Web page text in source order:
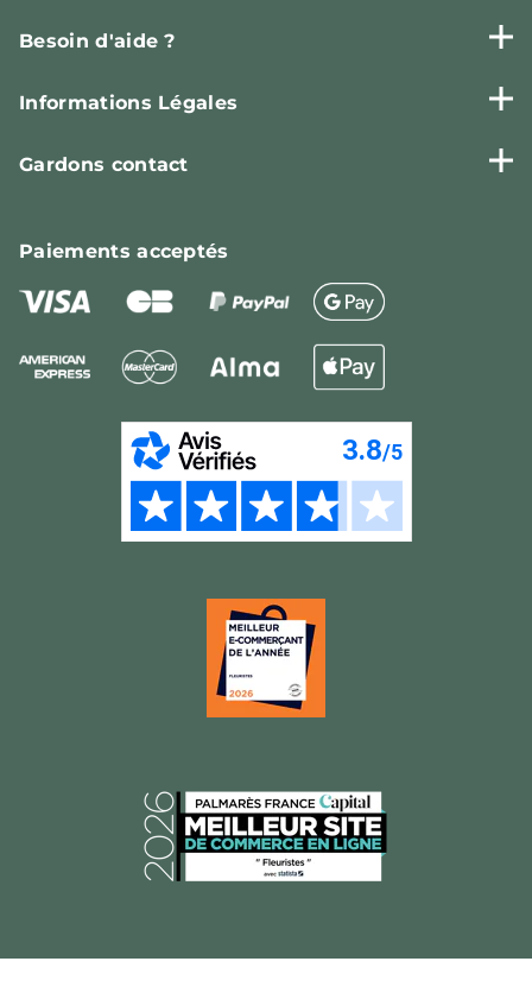
Besoin d'aide ?
Informations Légales
Gardons contact
Paiementsacceptés